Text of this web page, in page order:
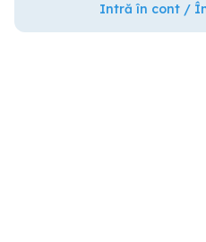
Intră în cont /